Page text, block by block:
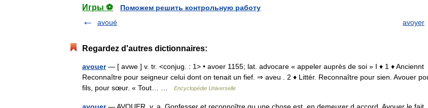
Игры ⚽
Поможем решить контрольную работу
avoué
avoyer
Regardez d'autres dictionnaires:
avouer— [ avwe ] v. tr. <conjug. : 1> • avoer 1155; lat. advocare « appeler auprès de soi » I ♦ 1 ♦ Anciennt
Reconnaître pour seigneur celui dont on tenait un fief. ⇒ aveu . 2 ♦ Littér. Reconnaître pour sien. Avouer
fils, pour sœur. « Tout… …
Encyclopédie Universelle